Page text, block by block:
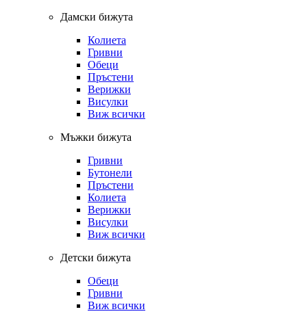
Дамски бижута
Колиета
Гривни
Обеци
Пръстени
Верижки
Висулки
Виж всички
Мъжки бижута
Гривни
Бутонели
Пръстени
Колиета
Верижки
Висулки
Виж всички
Детски бижута
Обеци
Гривни
Виж всички